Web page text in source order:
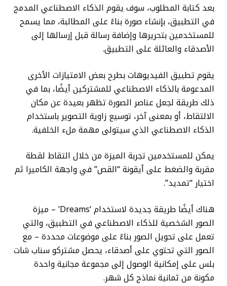
بعد كتابة المطلوب، سوف يقوم الذكاء الاصطناعي المدمج
في التطبيق، بإنشاء صورة بناءً على المطالبة، مما يسمح
للمستخدمين بتحريرها وإضافة رسالة قبل إرسالها إلى
الأصدقاء والعائلة على التطبيق.
يقوم تطبيق الفيديوهات بطرح بعض الامتيازات الأخرى
المدعومة بالذكاء الاصطناعي للمشتركين أيضًا، بما في
ذلك طريقة لجعل عناصر الصورة تظهر بعيدة عن مكان
الالتقاط، أو بمعنى آخر، توسيع زاوية التصوير باستخدام
الذكاء الاصطناعي الذي سيتولى مهمة ملء الخلفية.
يمكن للمستخدمين تجربة الميزة من خلال التقاط لقطة
مقربة والضغط على أيقونة “القص” في واجهة الكاميرا ثم
اختيار “تمديد”.
هناك أيضًا طريقة جديدة لاستخدام ‘Dreams’ – ميزة
الصور الشخصية للذكاء الاصطناعي في التطبيق، والتي
تعمل على تحويل الصور بناءً على موضوعات محددة – مع
الصور التي تحتوي على أصدقاء، يحصل مشتركو سناب شات
بلس على إمكانية الوصول إلى مجموعة مجانية واحدة
مكونة من ثمانية نماذج كل شهر.